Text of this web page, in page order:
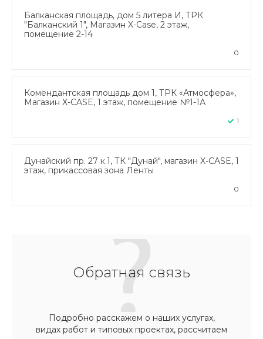
Балканская площадь, дом 5 литера И, ТРК
"Балканский 1", Магазин X-Case, 2 этаж,
помещение 2-14
0
Комендантская площадь дом 1, ТРК «Атмосфера»,
Магазин X-CASE, 1 этаж, помещение №1-1А
1
Дунайский пр. 27 к.1, ТК "Дунай", магазин X-CASE, 1
этаж, прикассовая зона Ленты
0
Обратная связь
Подробно расскажем о наших услугах,
видах работ и типовых проектах, рассчитаем